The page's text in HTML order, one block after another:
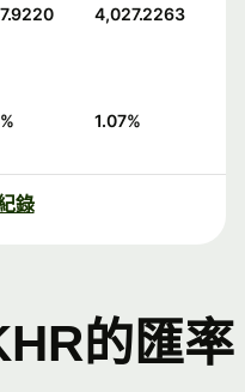
4,027.2263
% 1.07%
錄
的匯率